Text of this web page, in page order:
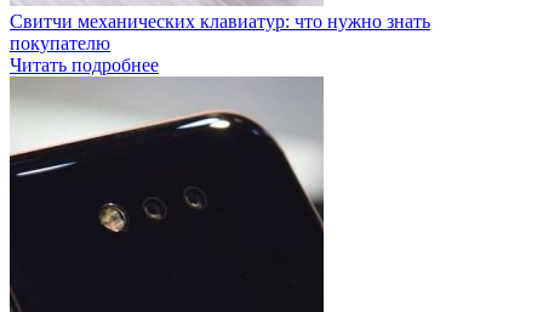
Свитчи механических клавиатур: что нужно знать
покупателю
Читать подробнее